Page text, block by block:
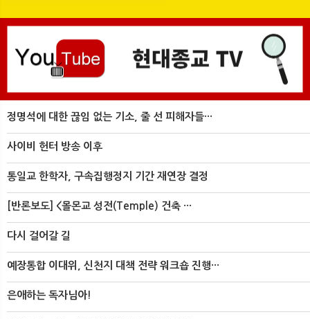
정명석에 대한 끊임 없는 기소, 줄 선 피해자들···
사이비 헌터 방송 이후
통일교 한학자, 구속집행정지 기간 재연장 결정
[반론보도] <몰몬교 성전(Temple) 건축 ···
다시 걸어갈 길
예장통합 이대위, 신천지 대책 전략 워크숍 진행···
은애하는 독자님아!